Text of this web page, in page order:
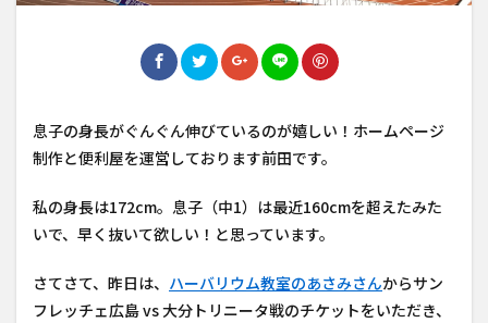
息子の身長がぐんぐん伸びているのが嬉しい！ホームページ
制作と便利屋を運営しております前田です。
私の身長は172cm。息子（中1）は最近160cmを超えたみた
いで、早く抜いて欲しい！と思っています。
さてさて、昨日は、 ハーバリウム教室のあさみさんからサン
フレッチェ広島 vs 大分トリニータ戦のチケットをいただき、